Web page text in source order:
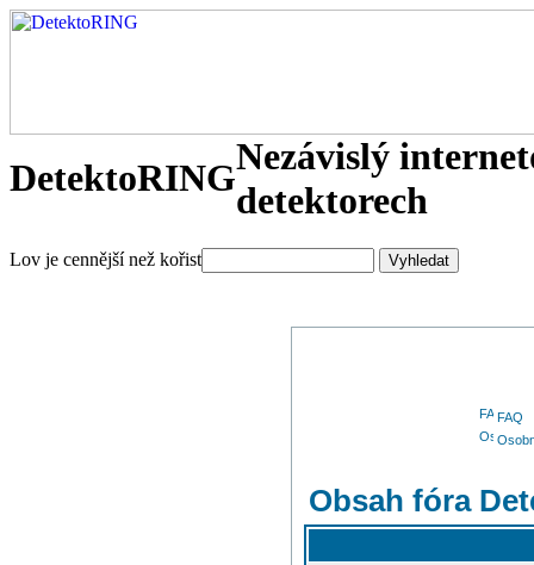
DetektoRINGNezávislý
detektorech
Lov je cennější než kořist
FAQ
Obsah fóra